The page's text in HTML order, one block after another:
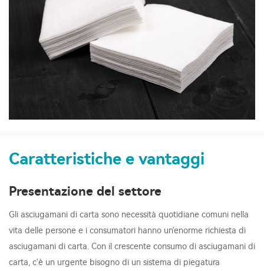
Caratteristiche e vantaggi
Presentazione del settore
Gli asciugamani di carta sono necessità quotidiane comuni nella
vita delle persone e i consumatori hanno un'enorme richiesta di
asciugamani di carta. Con il crescente consumo di asciugamani di
carta, c'è un urgente bisogno di un sistema di piegatura